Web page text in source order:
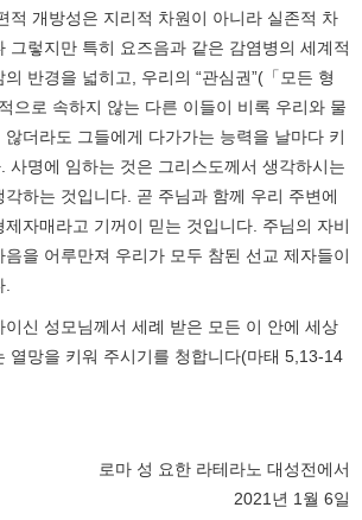
적 개방성은 지리적 차원이 아니라 실존적 차
그렇지만 특히 요즈음과 같은 감염병의 세계적
반경을 넓히고, 우리의 “관심권”(「모든 형
으로 속하지 않는 다른 이들이 비록 우리와 물
더라도 그들에게 다가가는 능력을 날마다 키
사명에 임하는 것은 그리스도께서 생각하시는
하는 것입니다. 곧 주님과 함께 우리 주변에
자매라고 기꺼이 믿는 것입니다. 주님의 자비
음을 어루만져 우리가 모두 참된 선교 제자들이
이신 성모님께서 세례 받은 모든 이 안에 세상
열망을 키워 주시기를 청합니다(마태 5,13-14
로마 성 요한 라테라노 대성전에서
2021년 1월 6일